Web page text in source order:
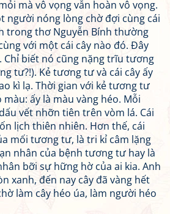
mà vô vọng vẫn hoàn vô vọng.
người nóng lòng chờ đợi cùng cái
trong thơ Nguyễn Bính thường
với một cái cây nào đó. Đây
Chỉ biết nó cũng nặng trĩu tương
tư?!). Kẻ tương tư và cái cây ấy
kì lạ. Thời gian với kẻ tương tư
ấy là màu vàng héo. Mỗi
vết nhỡn tiên trên vòm lá. Cái
lịch thiên nhiên. Hơn thế, cái
mối tương tư, là tri kỉ câm lặng
nhân của bệnh tương tư hay là
bỡi sự hững hờ của ai kia. Anh
xanh, đến nay cây đã vàng hết
làm cây héo úa, làm người héo